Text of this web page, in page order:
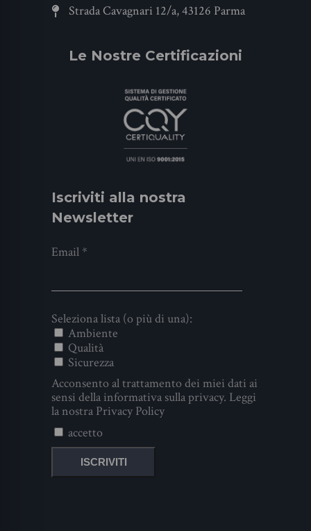
Strada Cavagnari 12/a, 43126 Parma
Le Nostre Certificazioni
Iscriviti alla nostra
Newsletter
Email *
Seleziona lista (o più di una):
Ambiente
Qualità
Sicurezza
Acconsento al trattamento dei miei dati ai
sensi della informativa sulla privacy. Leggi
la nostra Privacy Policy
accetto